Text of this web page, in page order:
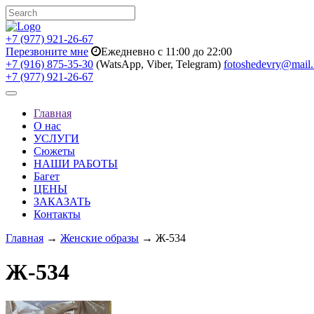
+7 (977) 921-26-67
Перезвоните мне
Ежедневно с 11:00 до 22:00
+7 (916) 875-35-30 (WatsApp, Viber, Telegram)
+7 (977) 921-26-67
Toggle
navigationГлавная
О нас
УСЛУГИ
Сюжеты
НАШИ РАБОТЫ
Багет
ЦЕНЫ
ЗАКАЗАТЬ
Контакты
Главная → Женские образы → Ж-534
Ж-534